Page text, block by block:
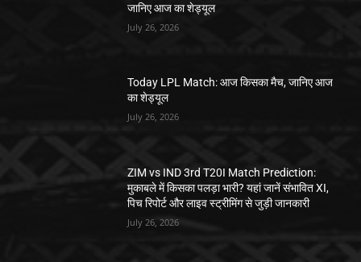
जानिए आज का शेड्यूल
July 26, 2026
Today LPL Match: आज किसका मैच, जानिए आज
का शेड्यूल
July 26, 2026
ZIM vs IND 3rd T20I Match Prediction:
मुकाबले में किसका पलड़ा भारी? यहां जानें संभावित XI,
पिच रिपोर्ट और लाइव स्ट्रीमिंग से जुड़ी जानकारी
July 26, 2026